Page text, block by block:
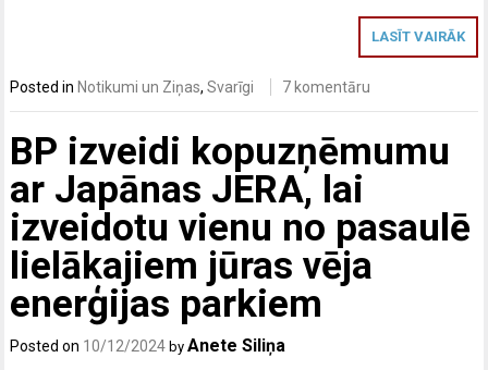
LASĪT VAIRĀK
Posted in Notikumi un Ziņas,Svarīgi 7 komentāru
BP izveidi kopuzņēmumu
ar Japānas JERA, lai
izveidotu vienu no pasaulē
lielākajiem jūras vēja
enerģijas parkiem
Posted on 10/12/2024 byAnete Siliņa